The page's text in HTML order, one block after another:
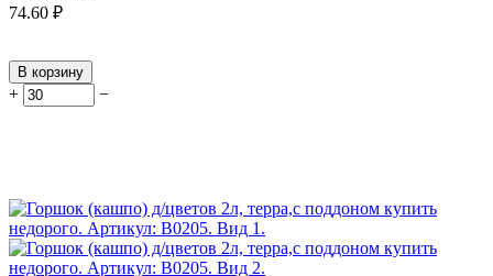
74.60 ₽
В корзину
+ −